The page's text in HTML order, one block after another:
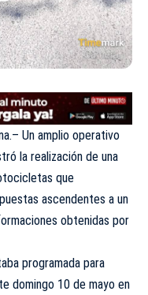
Un amplio operativo
la realización de una
que
ascendentes a un
obtenidas por
programada para
domingo 10 de mayo en